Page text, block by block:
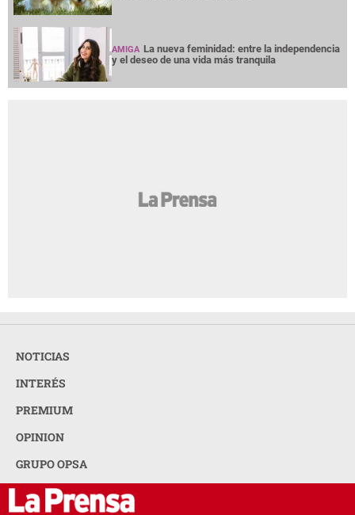
AMIGA La nueva feminidad: entre la independencia
y el deseo de una vida más tranquila
NOTICIAS
INTERÉS
PREMIUM
OPINION
GRUPO OPSA